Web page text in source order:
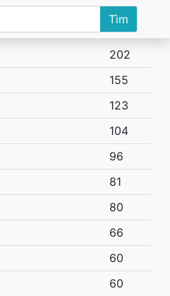
Tìm
202
155
123
104
96
81
80
66
60
60